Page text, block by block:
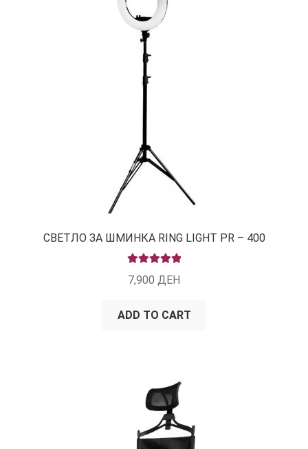
СВЕТЛО ЗА ШМИНКА RING LIGHT PR – 400
OUT OF 5
7,900 ДЕН
ADD TO CART